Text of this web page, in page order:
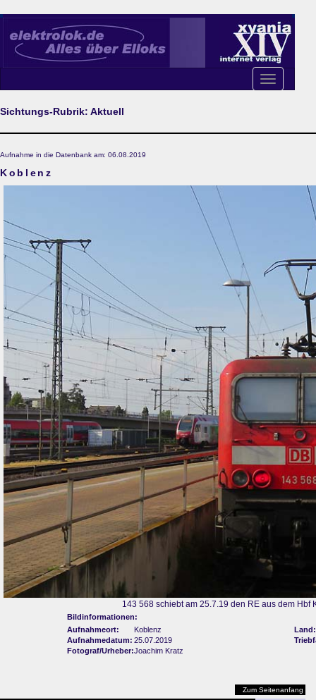
Toggle
navigation
Sichtungs-Rubrik: Aktuell
Aufnahme in die Datenbank am: 06.08.2019
Koblenz
143 568 schiebt am 25.7.19 den RE aus dem Hbf
Bildinformationen:
Aufnahmeort:
Koblenz
Land:
Aufnahmedatum: 25.07.2019
Fotograf/Urheber:Joachim Kratz
Zum Seitenanfang